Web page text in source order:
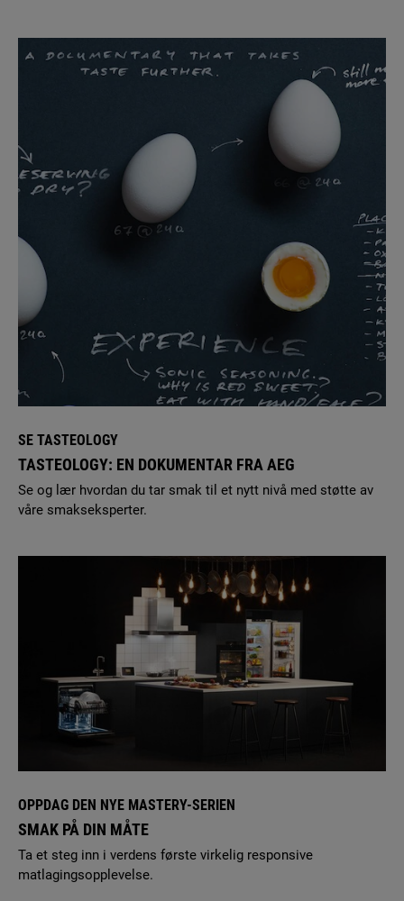
produktet, kan du alltid lese den vedlagte
bruksanvisningen. Dersom du ikke har tilgang på
bruksanvisningen din, kan du laste ned en digital versjon
8. P
toppen min fungerer ikke. Hvem skal jeg kontakte
angående reparasjon av
toppen?
Dersom du ikke har kunnet løse problemet med
feilsøkeren, sender vi gjerne en autorisert servicetekniker.
Fyll ut
skjemaet
for å avtale service.
9. Hvor kan jeg finne bruksanvisningen for plate
toppen min?
Med modell- og produktnummeret tilgjengelig, kan du
laste ned en ny bruksanvisning
SE TASTEOLOGY
TASTEOLOGY: EN DOKUMENTAR FRA AEG
Se og lær hvordan du tar smak til et nytt nivå med støtte av
våre smakseksperter.
OPPDAG DEN NYE MASTERY-SERIEN
SMAK PÅ DIN MÅTE
Ta et steg inn i verdens første virkelig responsive
matlagingsopplevelse.